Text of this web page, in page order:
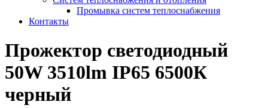
Промывка систем теплоснабжения
Контакты
Прожектор светодиодный
50W 3510lm IP65 6500К
черный